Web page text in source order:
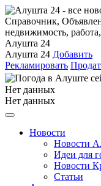
Алушта 24
Алушта 24 Добавить
Рекламировать
Нет данных
Нет данных
Новости
Новости
Идеи для
Новости
Статьи